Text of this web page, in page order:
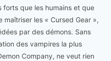
forts que les humains et que
les « Cursed Gear »,
par des démons. Sans
des vampires la plus
Company, ne veut rien